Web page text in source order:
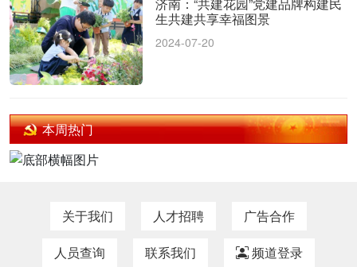
济南：“共建花园”党建品牌构建民
生共建共享幸福图景
2024-07-20
本周热门
关于我们 人才招聘
广告合作
人员查询
联系我们 频道登录